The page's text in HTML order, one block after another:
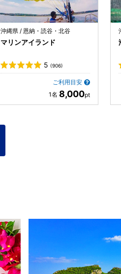
沖縄県 / 恩納・読谷・北谷
マリンアイランド
5 (906)
ご利用目安
8,000